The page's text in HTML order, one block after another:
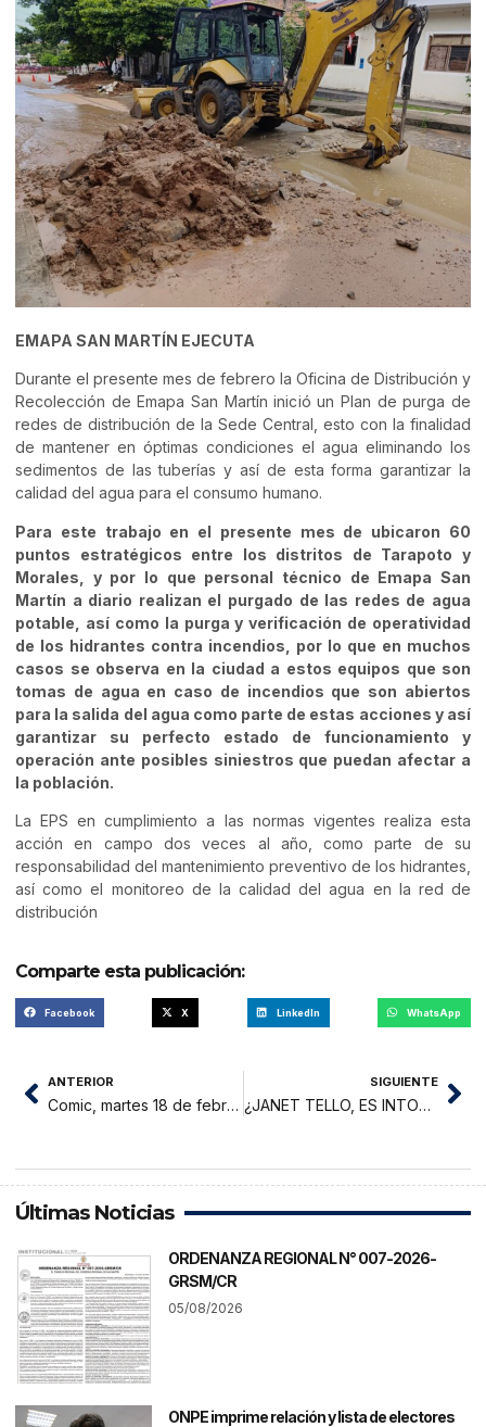
EMAPA SAN MARTÍN EJECUTA
Durante el presente mes de febrero la Oficina de Distribución y
Recolección de Emapa San Martín inició un Plan de purga de
redes de distribución de la Sede Central, esto con la finalidad
de mantener en óptimas condiciones el agua eliminando los
sedimentos de las tuberías y así de esta forma garantizar la
calidad del agua para el consumo humano.
Para este trabajo en el presente mes de ubicaron 60
puntos estratégicos entre los distritos de Tarapoto y
Morales, y por lo que personal técnico de Emapa San
Martín a diario realizan el purgado de las redes de agua
potable, así como la purga y verificación de operatividad
de los hidrantes contra incendios, por lo que en muchos
casos se observa en la ciudad a estos equipos que son
tomas de agua en caso de incendios que son abiertos
para la salida del agua como parte de estas acciones y así
garantizar su perfecto estado de funcionamiento y
operación ante posibles siniestros que puedan afectar a
la población.
La EPS en cumplimiento a las normas vigentes realiza esta
acción en campo dos veces al año, como parte de su
responsabilidad del mantenimiento preventivo de los hidrantes,
así como el monitoreo de la calidad del agua en la red de
distribución
Comparte esta publicación:
Facebook X LinkedIn WhatsApp
ANTERIOR
Comic, martes 18 de febrero 2025
SIGUIENTE
¿JANET TELLO, ES INTOCABLE?
Últimas Noticias
ORDENANZA REGIONAL N° 007-2026-
GRSM/CR
05/08/2026
ONPE imprime relación y lista de electores